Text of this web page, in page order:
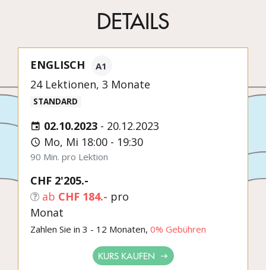
DETAILS
ENGLISCH A1
24 Lektionen, 3 Monate
STANDARD
02.10.2023 - 20.12.2023
Mo, Mi 18:00 - 19:30
90 Min. pro Lektion
CHF 2'205.-
ab CHF 184.- pro
Monat
Zahlen Sie in 3 - 12 Monaten, 0% Gebühren
KURS KAUFEN